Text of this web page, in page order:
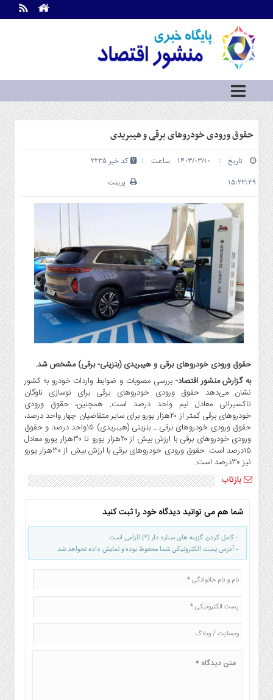
اطلاعات
تماس
ما
درباره
ما
سرویس
ها
بازار
سرمایه
و
بورس
مسکن
و
شهری
گاز
و
پتروشیمی
صنعت
و
خودرو
استارت
آپ
و
فن
آوری
بانک
،
بیمه
و
ارز
دیجیتال
کشاورزی
و
صنایع
غذایی
سیاسی
و
بین
الملل
روز
حقوق ورودی خودروهای برقی و هیبریدی
تاریخ : ۱۴۰۳/۰۳/۱۰ ساعت :
۱۵:۲۳:۴۹
کد خبر 2235
پرینت
حقوق ورودی خودروهای برقی و هیبریدی (بنزینی- برقی) مشخص شد.
به گزارش منشور اقتصاد- بررسی مصوبات و ضوابط واردات خودرو به کشور
نشان می‌دهد حقوق ورودی خودروهای برقی برای نوسازی ناوگان
تاکسیرانی معادل نیم واحد درصد است. همچنین، حقوق ورودی
خودروهای برقی کمتر از ۲۰هزار یورو برای سایر متقاضیان چهار واحد درصد،
حقوق ورودی خودروهای برقی ـ بنزینی (هیبریدی) ۱۵واحد درصد و حقوق
ورودی خودروهای برقی با ارزش بیش از ۲۰هزار یورو تا ۳۰هزار یورو معادل
۱۵درصد است. حقوق ورودی خودروهای برقی با ارزش بیش از ۳۰هزار یورو
نیز ۳۰درصد است.
بازتاب
شما هم می توانید دیدگاه خود را ثبت کنید
- کامل کردن گزینه های ستاره دار (*) الزامی است
- آدرس پست الکترونیکی شما محفوظ بوده و نمایش داده نخواهد شد